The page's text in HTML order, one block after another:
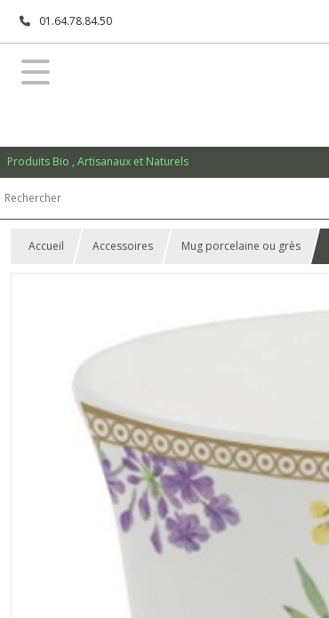
01.64.78.84.50
Produits Bio , Artisanaux et Naturels
Accueil Accessoires Mug porcelaine ou grès